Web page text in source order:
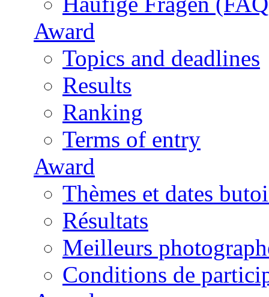
Award
Topics and deadlines
Results
Ranking
Terms of entry
Award
Thèmes et dates
Résultats
Meilleurs
Conditions de